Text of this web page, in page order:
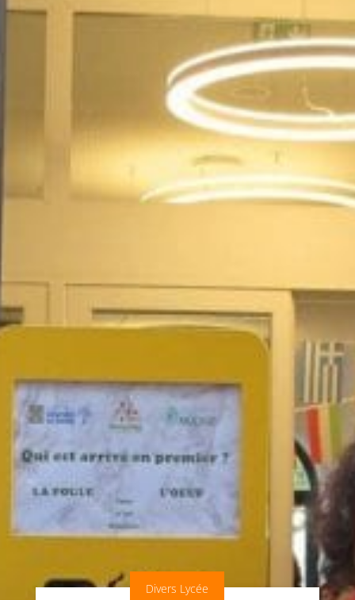
Divers Lycée